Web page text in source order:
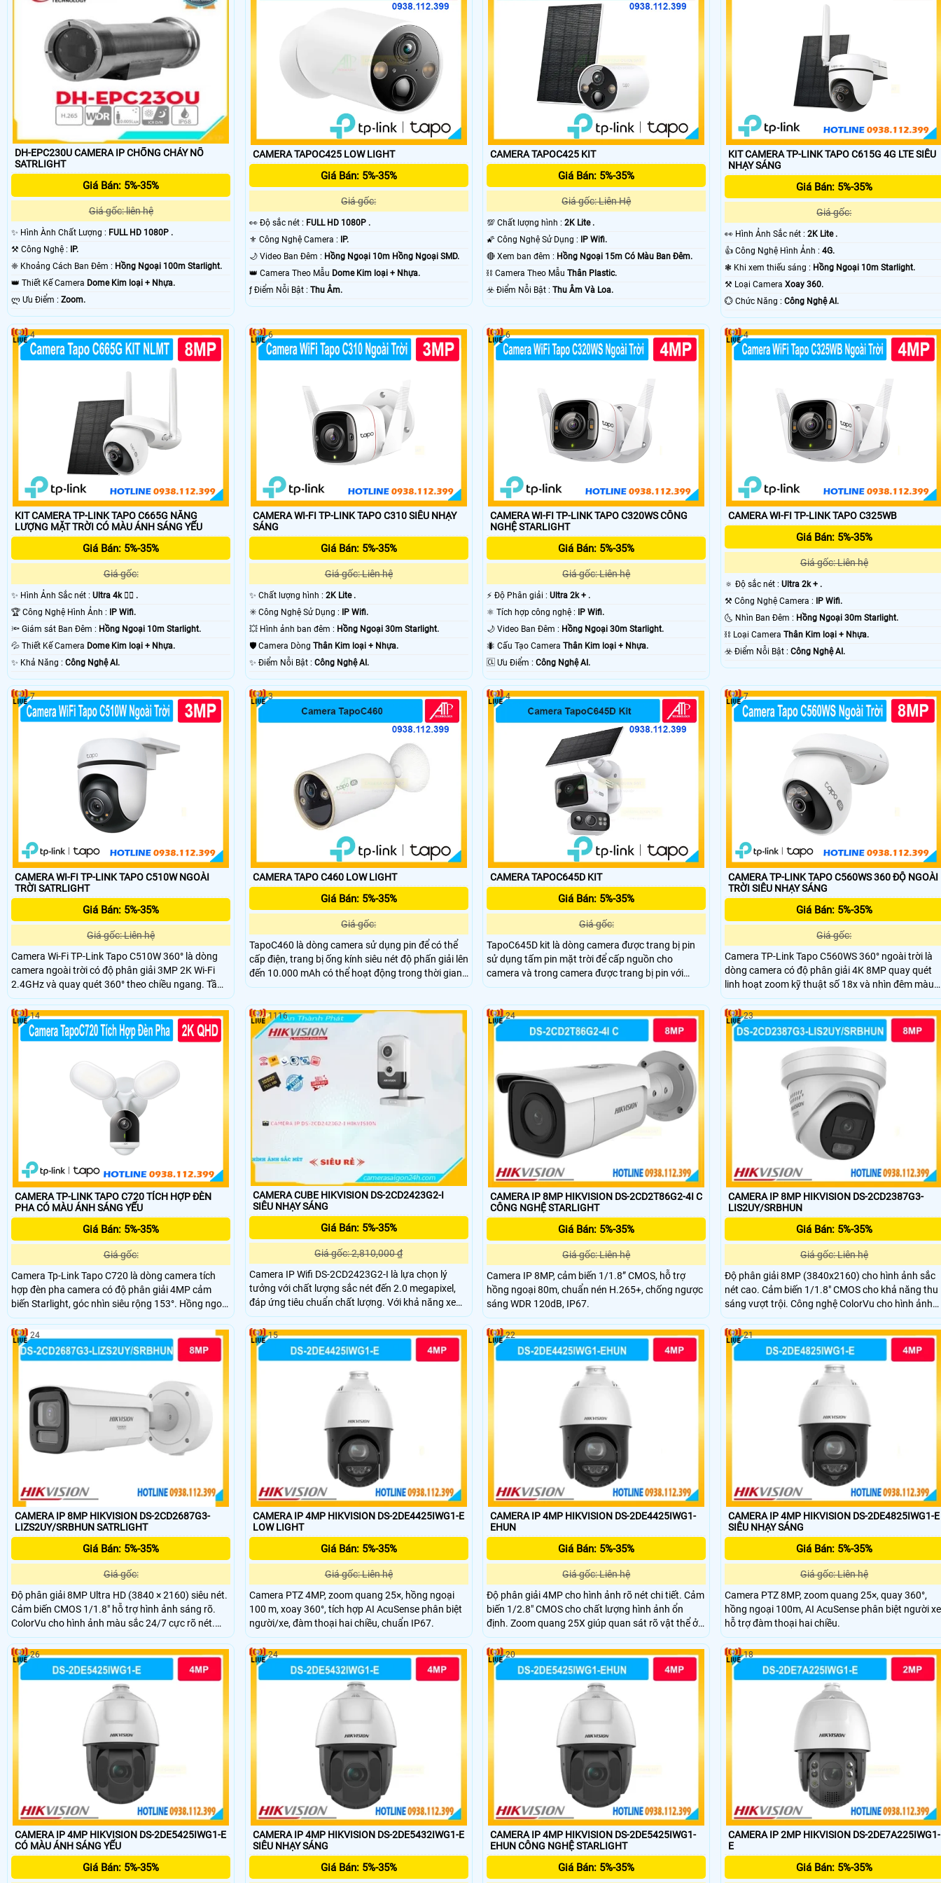
'
DH-EPC230U CAMERA IP CHỐNG CHÁY NỔ
SATRLIGHT
Giá Bán: 5%-35%
Giá gốc: liên hệ
✨ Hình Ành Chất Lượng : FULL HD 1080P .
⚒ Công Nghệ : IP.
❈ Khoảng Cách Ban Đêm : Hồng Ngoại 100m Starlight.
👑 Thiết Kế Camera Dome Kim loại + Nhựa.
️ლ Ưu Điểm : Zoom.
CAMERA TAPOC425 LOW LIGHT
Giá Bán: 5%-35%
Giá gốc:
️👀 Độ sắc nét : FULL HD 1080P .
⚜️ Công Nghệ Camera : IP.
🌙 Video Ban Đêm : Hồng Ngoại 10m Hồng Ngoại SMD.
👑 Camera Theo Mẫu Dome Kim loại + Nhựa.
️ƒ Điểm Nỗi Bật : Thu Âm.
CAMERA TAPOC425 KIT
Giá Bán: 5%-35%
Giá gốc: Liên Hệ
💯 Chất lượng hình :2K Lite .
🌠 Công Nghệ Sử Dụng : IP Wifi.
🔴 Xem ban đêm : Hồng Ngoại 15m Có Màu Ban Ðêm.
⛓ Camera Theo MẫuThân Plastic.
️☣️ Điểm Nỗi Bật :Thu Âm Và Loa.
KIT CAMERA TP-LINK TAPO C615G 4G LTE SIÊU
NHẠY SÁNG
Giá Bán: 5%-35%
Giá gốc:
️👀 Hình Ảnh Sắc nét : 2K Lite .
👍 Công Nghệ Hình Ảnh : 4G.
❃ Khi xem thiếu sáng : Hồng Ngoại 10m Starlight.
⚒ Loại Camera Xoay 360.
️💮 Chức Năng : Công Nghệ AI.
KIT CAMERA TP-LINK TAPO C665G NĂNG
LƯỢNG MẶT TRỜI CÓ MÀU ÁNH SÁNG YẾU
Giá Bán: 5%-35%
Giá gốc:
✨ Hình Ảnh Sắc nét : Ultra 4k 👍🏾 .
🏆 Công Nghệ Hình Ảnh : IP Wifi.
🔦 Giám sát Ban Đêm : Hồng Ngoại 10m Starlight.
💦 Thiết Kế Camera Dome Kim loại + Nhựa.
️✨ Khả Năng : Công Nghệ AI.
4
CAMERA WI-FI TP-LINK TAPO C310 SIÊU NHẠY
SÁNG
Giá Bán: 5%-35%
Giá gốc: Liên hệ
✨ Chất lượng hình : 2K Lite .
✳️ Công Nghệ Sử Dụng : IP Wifi.
💥 Hình ảnh ban đêm : Hồng Ngoại 30m Starlight.
🛡 Camera Dòng Thân Kim loại + Nhựa.
️✨ Điểm Nỗi Bật : Công Nghệ AI.
6
CAMERA WI-FI TP-LINK TAPO C320WS CÔNG
NGHỆ STARLIGHT
Giá Bán: 5%-35%
Giá gốc: Liên hệ
️⚡ Độ Phân giải :Ultra 2k + .
⚛️ Tích hợp công nghệ : IP Wifi.
🌙 Video Ban Đêm : Hồng Ngoại 30m Starlight.
🐜 Cấu Tạo CameraThân Kim loại + Nhựa.
️🆑 Ưu Điểm :Công Nghệ AI.
6
CAMERA WI-FI TP-LINK TAPO C325WB
Giá Bán: 5%-35%
Giá gốc: Liên hệ
🔅 Độ sắc nét : Ultra 2k + .
⚒ Công Nghệ Camera : IP Wifi.
🌜 Nhìn Ban Đêm : Hồng Ngoại 30m Starlight.
⛓ Loại Camera Thân Kim loại + Nhựa.
️☣️ Điểm Nỗi Bật : Công Nghệ AI.
4
CAMERA WI-FI TP-LINK TAPO C510W NGOÀI
TRỜI SATRLIGHT
Giá Bán: 5%-35%
Giá gốc: Liên hệ
Camera Wi-Fi TP-Link Tapo C510W 360° là dòng
camera ngoài trời có độ phân giải 3MP 2K Wi-Fi
2.4GHz và quay quét 360° theo chiều ngang. Tầm
nhìn ban đêm màu lên đến 30m, công nghệ AI
thông minh phát hiện chuyển động và báo động
âm thanh ánh sáng. Đàm thoại hai chiều và điều
khiển từ xa qua ứng dụng Tapo.
7
CAMERA TAPO C460 LOW LIGHT
Giá Bán: 5%-35%
Giá gốc:
TapoC460 là dòng camera sử dụng pin để có thể
cấp điện, trang bị ống kính siêu nét độ phấn giải lên
đến 10.000 mAh có thể hoạt động trong thời gian
dài, có thể zoom lên đến 18X, có trang bị khe cắm
3
CAMERA TAPOC645D KIT
Giá Bán: 5%-35%
Giá gốc:
TapoC645D kit là dòng camera được trang bị pin
sử dụng tấm pin mặt trời để cấp nguồn cho
camera và trong camera được trang bị pin với
dung lượng lên đến 10.000 mAh, trang bị 2 ống
được trang bị.
4
CAMERA TP-LINK TAPO C560WS 360 ĐỘ NGOÀI
TRỜI SIÊU NHẠY SÁNG
Giá Bán: 5%-35%
Giá gốc:
Camera TP-Link Tapo C560WS 360° ngoài trời là
dòng camera có độ phân giải 4K 8MP quay quét
linh hoạt zoom kỹ thuật số 18x và nhìn đêm màu
Starlight. Công nghệ AI phát hiện người, thú cưng,
phương tiện và còi báo động 99dB. Hỗ trợ Wi-Fi
2.4GHz/5GHz, chuẩn IP66 kháng nước và bụi
7
CAMERA TP-LINK TAPO C720 TÍCH HỢP ĐÈN
PHA CÓ MÀU ÁNH SÁNG YẾU
Giá Bán: 5%-35%
Giá gốc:
Camera Tp-Link Tapo C720 là dòng camera tích
hợp đèn pha camera có độ phân giải 4MP cảm
biến Starlight, góc nhìn siêu rộng 153°. Hồng ngoại
tầm xa ban đêm 30m và Full-Color Night Vision.
Tích hợp 2 đèn Floodlight 2800 Lumen, công nghệ
nhận diện AI thông minh phát hiện chuyển động,
còi báo động 93dB và đàm thoại hai chiều.
14
CAMERA CUBE HIKVISION DS-2CD2423G2-I
SIÊU NHẠY SÁNG
Giá Bán: 5%-35%
Giá gốc: 2,810,000 ₫
Camera IP Wifi DS-2CD2423G2-I là lựa chọn lý
tưởng với chất lượng sắc nét đến 2.0 megapixel,
đáp ứng tiêu chuẩn chất lượng. Với khả năng xem
được ban đêm thông qua hồng ngoại 10m, thiết bị
này sử dụng công nghệ IP Wifi tiên tiến, không
giảm chất lượng truyền dẫn. DWDR 120db giúp
chống ngược sáng, mang lại hình ảnh rõ nét
1116
CAMERA IP 8MP HIKVISION DS-2CD2T86G2-4I C
CÔNG NGHỆ STARLIGHT
Giá Bán: 5%-35%
Giá gốc: Liên hệ
Camera IP 8MP, cảm biến 1/1.8” CMOS, hỗ trợ
hồng ngoại 80m, chuẩn nén H.265+, chống ngược
sáng WDR 120dB, IP67.
24
CAMERA IP 8MP HIKVISION DS-2CD2387G3-
LIS2UY/SRBHUN
Giá Bán: 5%-35%
Giá gốc: Liên hệ
Độ phân giải 8MP (3840x2160) cho hình ảnh sắc
nét cao. Cảm biến 1/1.8" CMOS cho khả năng thu
sáng vượt trội. Công nghệ ColorVu cho hình ảnh
màu 24/7 rõ nét. Tầm chiếu sáng hỗ trợ quan sát
xa tối đa khoảng 30m.
23
CAMERA IP 8MP HIKVISION DS-2CD2687G3-
LIZS2UY/SRBHUN SATRLIGHT
Giá Bán: 5%-35%
Giá gốc:
Độ phân giải 8MP Ultra HD (3840 × 2160) siêu nét.
Cảm biến CMOS 1/1.8" hỗ trợ hình ảnh sáng rõ.
ColorVu cho hình ảnh màu sắc 24/7 cực rõ nét.
Smart Hybrid Light hỗ trợ đèn kép tầm xa 60m.
24
CAMERA IP 4MP HIKVISION DS-2DE4425IWG1-E
LOW LIGHT
Giá Bán: 5%-35%
Giá gốc: Liên hệ
Camera PTZ 4MP, zoom quang 25×, hồng ngoại
100 m, xoay 360°, tích hợp AI AcuSense phân biệt
người/xe, đàm thoại hai chiều, chuẩn IP67.
15
CAMERA IP 4MP HIKVISION DS-2DE4425IWG1-
EHUN
Giá Bán: 5%-35%
Giá gốc: Liên hệ
Độ phân giải 4MP cho hình ảnh rõ nét chi tiết. Cảm
biến 1/2.8" CMOS cho chất lượng hình ảnh ổn
định. Zoom quang 25X giúp quan sát rõ vật thể ở
xa. Hồng ngoại 100m hỗ trợ quan sát ban đêm
hiệu quả. PTZ xoay 360° giúp quan sát toàn cảnh
không góc chết.
22
CAMERA IP 4MP HIKVISION DS-2DE4825IWG1-E
SIÊU NHẠY SÁNG
Giá Bán: 5%-35%
Giá gốc: Liên hệ
Camera PTZ 8MP, zoom quang 25×, quay 360°,
hồng ngoại 100m, AI AcuSense phân biệt người
hỗ trợ đàm thoại hai chiều.
21
CAMERA IP 4MP HIKVISION DS-2DE5425IWG1-E
CÓ MÀU ÁNH SÁNG YẾU
Giá Bán: 5%-35%
26
CAMERA IP 4MP HIKVISION DS-2DE5432IWG1-E
SIÊU NHẠY SÁNG
Giá Bán: 5%-35%
24
CAMERA IP 4MP HIKVISION DS-2DE5425IWG1-
EHUN CÔNG NGHỆ STARLIGHT
Giá Bán: 5%-35%
20
CAMERA IP 2MP HIKVISION DS-2DE7A225IWG1-
E
Giá Bán: 5%-35%
18